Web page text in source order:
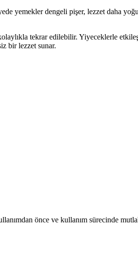
yemekler dengeli pişer, lezzet daha
tekrar edilebilir. Yiyeceklerle
bir lezzet sunar.
önce ve kullanım sürecinde